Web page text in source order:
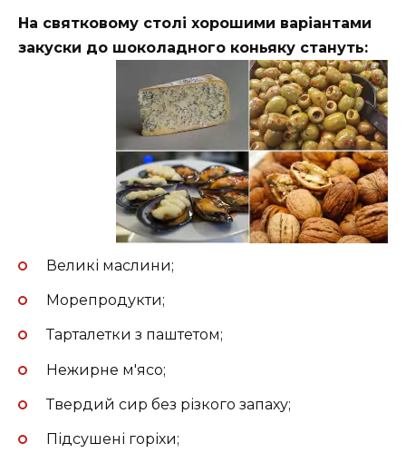
На святковому столі хорошими варіантами
закуски до шоколадного коньяку стануть:
Великі маслини;
Морепродукти;
Тарталетки з паштетом;
Нежирне м'ясо;
Твердий сир без різкого запаху;
Підсушені горіхи;